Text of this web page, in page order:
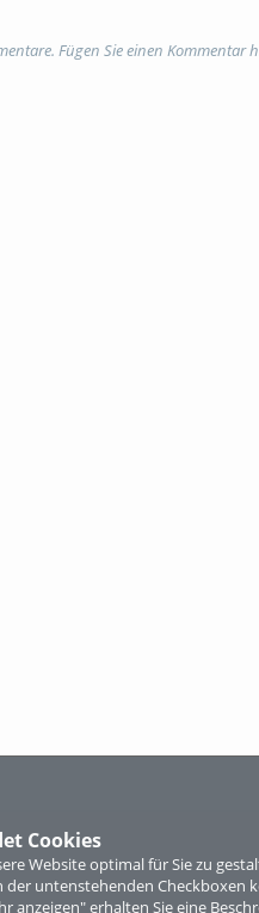
Cookies
Website optimal für Sie zu
untenstehenden Checkboxen
anzeigen" erhalten Sie eine
Fügen Sie einen Kommentar